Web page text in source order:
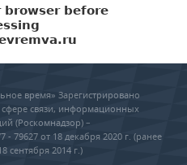
время» Зарегистрировано
связи, информационных
(Роскомнадзор) –
от 18 декабря 2020 г. (ранее
сентября 2014 г.)